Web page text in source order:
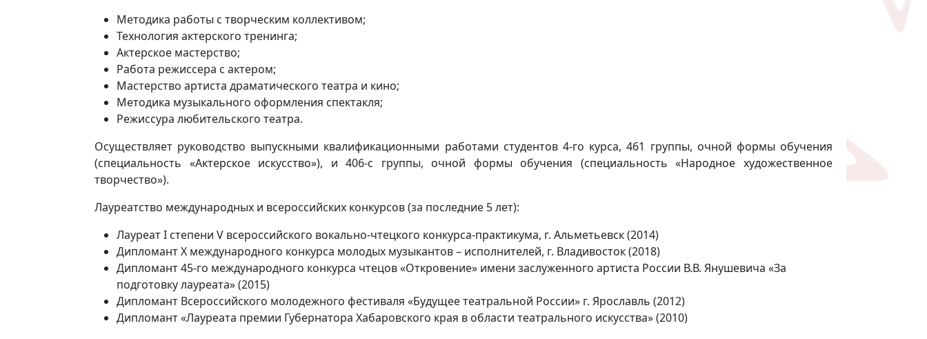
Методика работы с творческим коллективом;
Технология актерского тренинга;
Актерское мастерство;
Работа режиссера с актером;
Мастерство артиста драматического театра и кино;
Методика музыкального оформления спектакля;
Режиссура любительского театра.
Осуществляет руководство выпускными квалификационными работами студентов 4-го курса, 461 группы, очной формы обучения
(специальность «Актерское искусство»), и 406-с группы, очной формы обучения (специальность «Народное художественное
творчество»).
Лауреатство международных и всероссийских конкурсов (за последние 5 лет):
Лауреат I степени V всероссийского вокально-чтецкого конкурса-практикума, г. Альметьевск (2014)
Дипломант Х международного конкурса молодых музыкантов – исполнителей, г. Владивосток (2018)
Дипломант 45-го международного конкурса чтецов «Откровение» имени заслуженного артиста России В.В. Янушевича «За
подготовку лауреата» (2015)
Дипломант Всероссийского молодежного фестиваля «Будущее театральной России» г. Ярославль (2012)
Дипломант «Лауреата премии Губернатора Хабаровского края в области театрального искусства» (2010)